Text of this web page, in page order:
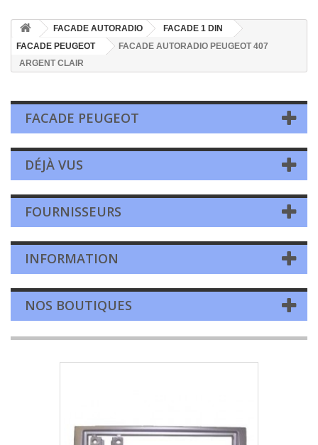
FACADE AUTORADIO
FACADE 1 DIN
FACADE PEUGEOT
FACADE AUTORADIO PEUGEOT 407
ARGENT CLAIR
FACADE PEUGEOT
DÉJÀ VUS
FOURNISSEURS
INFORMATION
NOS BOUTIQUES